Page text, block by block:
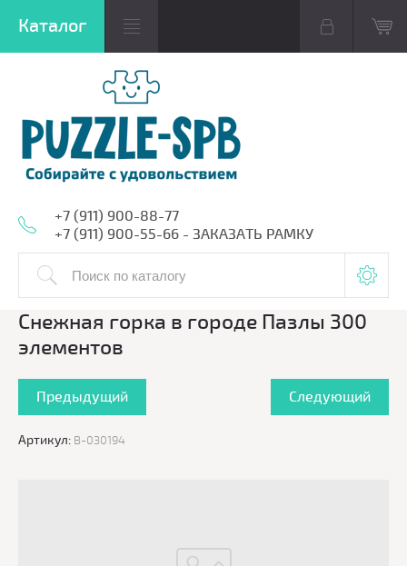
+7 (911) 900-88-77
+7 (911) 900-55-66 - ЗАКАЗАТЬ РАМКУ
Снежная горка в городе Пазлы 300
элементов
Предыдущий Следующий
Артикул: B-030194